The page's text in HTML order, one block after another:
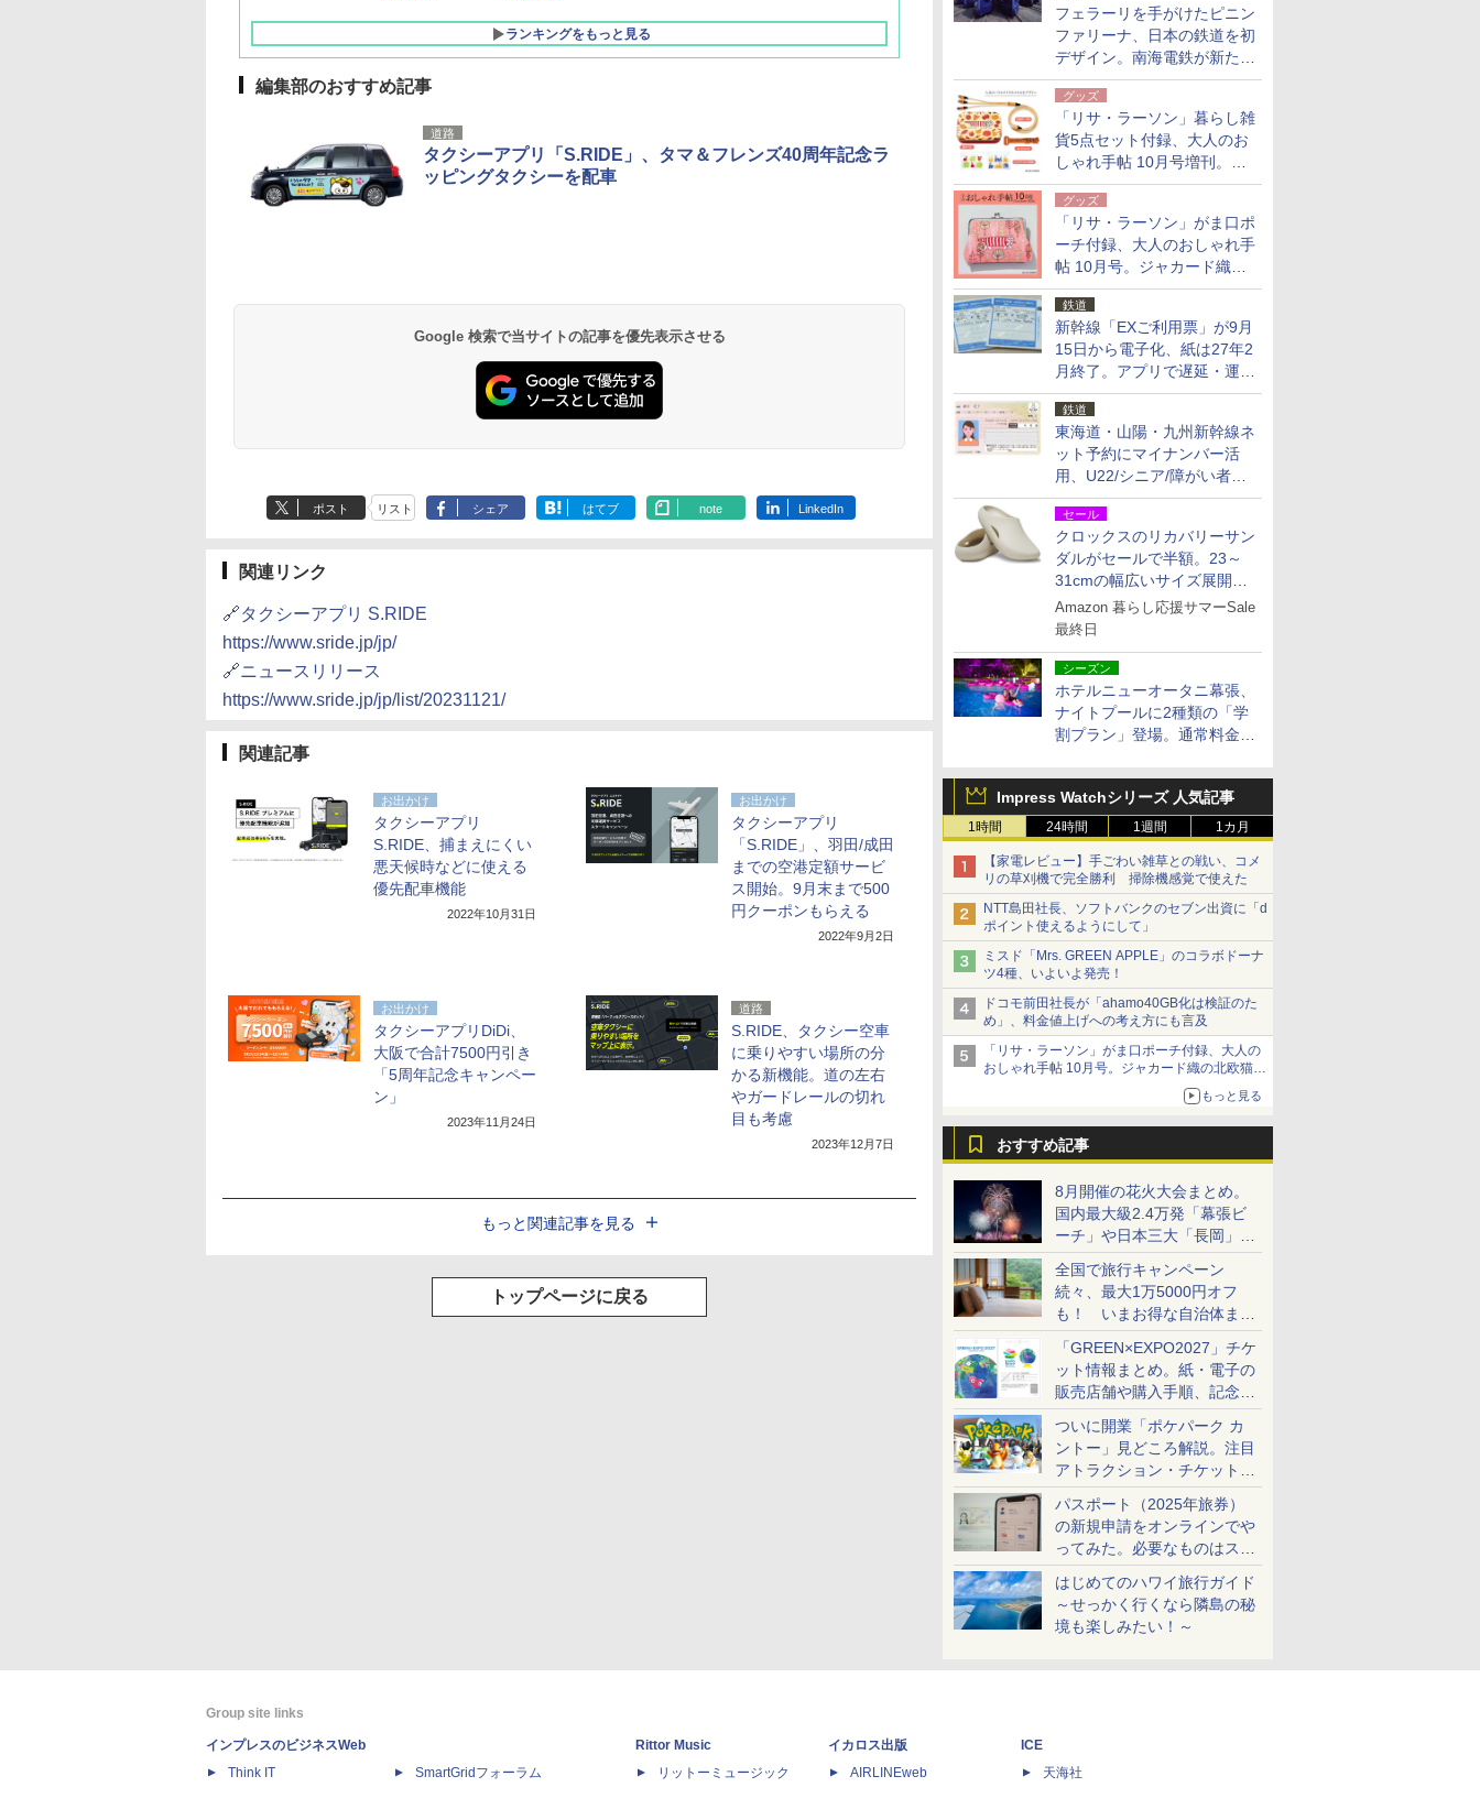
フェラーリを手がけたピニン
ファリーナ、日本の鉄道を初
デザイン。南海電鉄が新たな
「空港特急」をなにわ筋線へ
導入
グッズ
「リサ・ラーソン」暮らし雑
貨5点セット付録、大人のお
しゃれ手帖 10月号増刊。
USBケーブルや缶ケースなど
グッズ
「リサ・ラーソン」がま口ポ
ーチ付録、大人のおしゃれ手
帖 10月号。ジャカード織の
北欧猫デザイン
鉄道
新幹線「EXご利用票」が9月
15日から電子化、紙は27年2
月終了。アプリで遅延・運休
も確認可能に
鉄道
東海道・山陽・九州新幹線ネ
ット予約にマイナンバー活
用、U22/シニア/障がい者割
を9月15日から発売
セール
クロックスのリカバリーサン
ダルがセールで半額。23～
31cmの幅広いサイズ展開、
独自のクッション素材を採用
Amazon 暮らし応援サマーSale
最終日
シーズン
ホテルニューオータニ幕張、
ナイトプールに2種類の「学
割プラン」登場。通常料金の
Impress Watchシリーズ 人気記事
1時間 24時間 1週間 1カ月
【家電レビュー】手ごわい雑草との戦い、コメ
リの草刈機で完全勝利 掃除機感覚で使えた
NTT島田社長、ソフトバンクのセブン出資に「d
ポイント使えるようにして」
ミスド「Mrs. GREEN APPLE」のコラボドーナ
ツ4種、いよいよ発売！
ドコモ前田社長が「ahamo40GB化は検証のた
め」、料金値上げへの考え方にも言及
「リサ・ラーソン」がま口ポーチ付録、大人の
おしゃれ手帖 10月号。ジャカード織の北欧猫デ
もっと見る
おすすめ記事
8月開催の花火大会まとめ。
国内最大級2.4万発「幕張ビ
ーチ」や日本三大「長岡」な
ど大型イベント目白押し！
全国で旅行キャンペーン
続々、最大1万5000円オフ
も！ いまお得な自治体まと
め
「GREEN×EXPO2027」チケ
ット情報まとめ。紙・電子の
販売店舗や購入手順、記念チ
ケットも解説
ついに開業「ポケパーク カ
ントー」見どころ解説。注目
アトラクション・チケット手
配・来場前に必要な準備は？
パスポート（2025年旅券）
の新規申請をオンラインでや
ってみた。必要なものはスマ
ホとマイナカードのみ
はじめてのハワイ旅行ガイド
～せっかく行くなら隣島の秘
境も楽しみたい！～
ランキングをもっと見る
10,450円～
19,541円～
7,950円～
5,758円～
編集部のおすすめ記事
道路
タクシーアプリ「S.RIDE」、タマ＆フレンズ40周年記念ラ
ッピングタクシーを配車
Google 検索で当サイトの記事を優先表示させる
ポスト リスト シェア はてブ note LinkedIn
関連リンク
🔗タクシーアプリ S.RIDE
https://www.sride.jp/jp/
🔗ニュースリリース
https://www.sride.jp/jp/list/20231121/
関連記事
お出かけ
タクシーアプリ
S.RIDE、捕まえにくい
悪天候時などに使える
優先配車機能
2022年10月31日
お出かけ
タクシーアプリ
「S.RIDE」、羽田/成田
までの空港定額サービ
ス開始。9月末まで500
円クーポンもらえる
2022年9月2日
お出かけ
タクシーアプリDiDi、
大阪で合計7500円引き
「5周年記念キャンペー
ン」
2023年11月24日
道路
S.RIDE、タクシー空車
に乗りやすい場所の分
かる新機能。道の左右
やガードレールの切れ
目も考慮
2023年12月7日
もっと関連記事を見る
トップページに戻る
Group site links
インプレスのビジネスWeb
Think IT
SmartGridフォーラム
Rittor Music
リットーミュージック
イカロス出版
AIRLINEweb
ICE
天海社